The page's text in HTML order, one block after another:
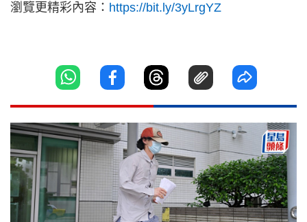
瀏覽更精彩內容： https://bit.ly/3yLrgYZ